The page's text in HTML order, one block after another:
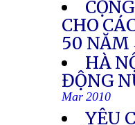
CHO
50 NĂM
HÀ
ĐỘNG
Mar 2010
YÊU